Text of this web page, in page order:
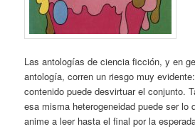
Las antologías de ciencia ficción, y en
antología, corren un riesgo muy
contenido puede desvirtuar el conjunto.
esa misma heterogeneidad puede ser lo
anime a leer hasta el final por la